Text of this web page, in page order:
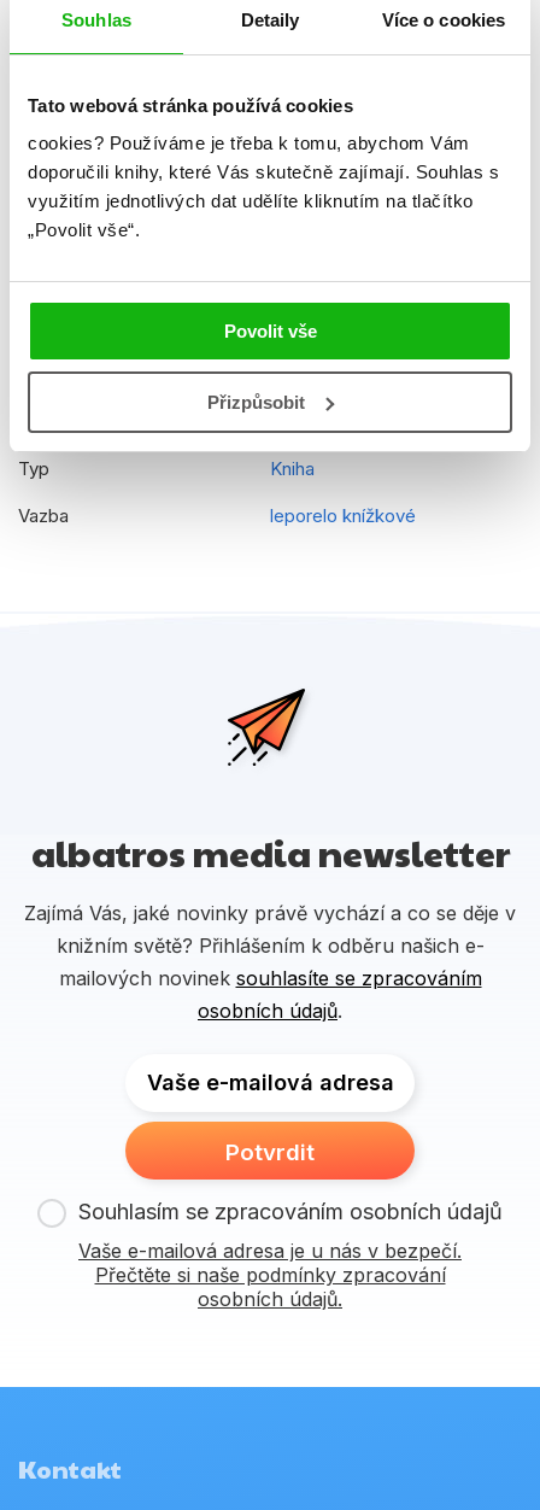
Souhlas Detaily Více o cookies
Tato webová stránka používá cookies
cookies? Používáme je třeba k tomu, abychom Vám
doporučili knihy, které Vás skutečně zajímají. Souhlas s
využitím jednotlivých dat udělíte kliknutím na tlačítko
„Povolit vše“.
Povolit vše
Přizpůsobit
Formát 200x250 mm
Hmotnost 0,584 kg
Jazyk čeština
Řady My Little Pony
Původní název
My Little Pony - Magnet
Původní jazyk němčina
9788025245279
Věk od 3
Typ Kniha
Vazba leporelo knížkové
albatros media newsletter
Zajímá Vás, jaké novinky právě vychází a co se děje v
knižním světě? Přihlášením k odběru našich e-
mailových novinek souhlasíte se zpracováním
osobních údajů.
Vaše e-mailová adresa
Potvrdit
Souhlasím se zpracováním osobních údajů
Vaše e-mailová adresa je u nás v bezpečí.
Přečtěte si naše podmínky zpracování
osobních údajů.
Kontakt